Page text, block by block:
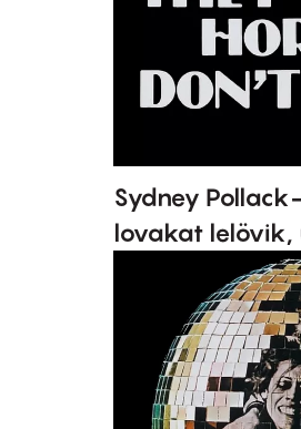
Sydney
lovakat lelövik,